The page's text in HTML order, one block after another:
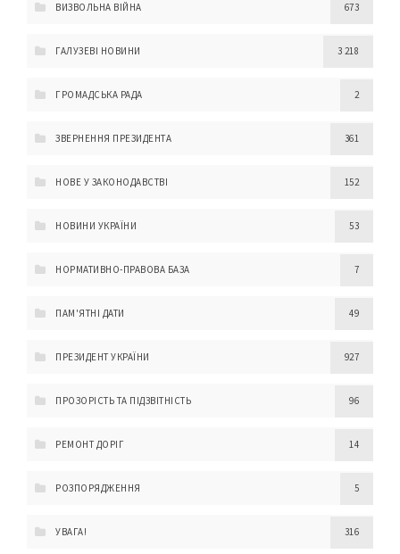
ВИЗВОЛЬНА ВІЙНА 673
ГАЛУЗЕВІ НОВИНИ 3 218
ГРОМАДСЬКА РАДА 2
ЗВЕРНЕННЯ ПРЕЗИДЕНТА 361
НОВЕ У ЗАКОНОДАВСТВІ 152
НОВИНИ УКРАЇНИ 53
НОРМАТИВНО-ПРАВОВА БАЗА 7
ПАМ'ЯТНІ ДАТИ 49
ПРЕЗИДЕНТ УКРАЇНИ 927
ПРОЗОРІСТЬ ТА ПІДЗВІТНІСТЬ 96
РЕМОНТ ДОРІГ 14
РОЗПОРЯДЖЕННЯ 5
УВАГА! 316